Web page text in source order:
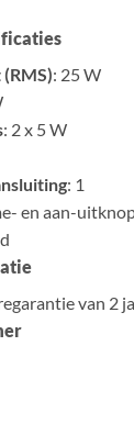
: 25 W
: 2 x 5 W
: 1
en aan-
van 2